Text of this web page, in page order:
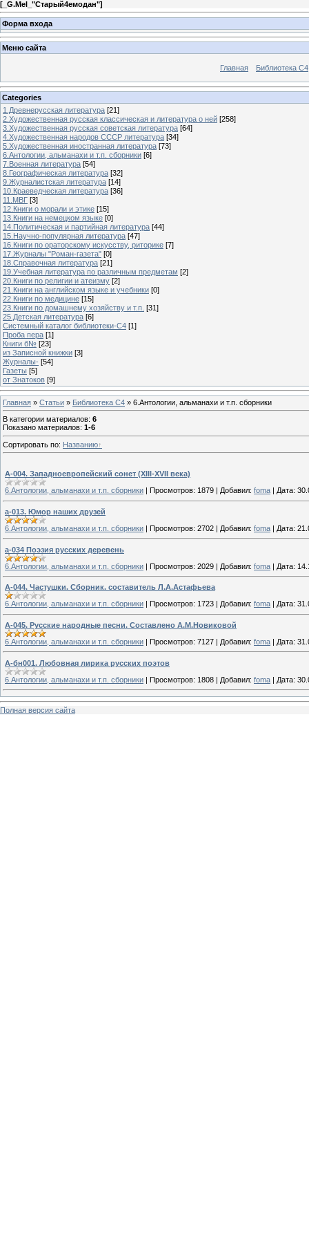
[ _G.Mel_"Старый4емодан"]
Форма входа
Меню сайта
Главная Библиотека С4
Categories
1.Древнерусская литература [21]
2.Художественная русская классическая и литература о ней [258]
3.Художественная русская советская литература [64]
4.Художественная народов СССР литература [34]
5.Художественная иностранная литература [73]
6.Антологии, альманахи и т.п. сборники [6]
7.Военная литература [54]
8.Географическая литература [32]
9.Журналистская литература [14]
10.Краеведческая литература [36]
11.МВГ [3]
12.Книги о морали и этике [15]
13.Книги на немецком языке [0]
14.Политическая и партийная литература [44]
15.Научно-популярная литература [47]
16.Книги по ораторскому искусству, риторике [7]
17.Журналы "Роман-газета" [0]
18.Справочная литература [21]
19.Учебная литература по различным предметам [2]
20.Книги по религии и атеизму [2]
21.Книги на английском языке и учебники [0]
22.Книги по медицине [15]
23.Книги по домашнему хозяйству и т.п. [31]
25.Детская литература [6]
Системный каталог библиотеки-C4 [1]
Проба пера [1]
Книги б№ [23]
из Записной книжки [3]
Журналы- [54]
Газеты [5]
от Знатоков [9]
Главная » Статьи » Библиотека C4 » 6.Антологии, альманахи и т.п. сборники
В категории материалов: 6
Показано материалов: 1-6
Сортировать по: Названию
А-004. Западноевропейский сонет (XIII-XVII века)
6.Антологии, альманахи и т.п. сборники
Просмотров: 1879 Добавил: foma Дата:
а-013. Юмор наших друзей
6.Антологии, альманахи и т.п. сборники | Просмотров: 2702 | Добавил: foma | Дата:
а-034 Поэзия русских деревень
6.Антологии, альманахи и т.п. сборники | Просмотров: 2029 | Добавил: foma | Дата:
А-044. Частушки. Сборник. cоставитель Л.А.Астафьева
6.Антологии, альманахи и т.п. сборники
Просмотров: 1723 Добавил: foma Дата:
А-045. Русские народные песни. Составлено А.М.Новиковой
6.Антологии, альманахи и т.п. сборники | Просмотров: 7127 | Добавил: foma | Дата:
А-бн001. Любовная лирика русских поэтов
6.Антологии, альманахи и т.п. сборники | Просмотров: 1808 | Добавил: foma | Дата:
Полная версия сайта